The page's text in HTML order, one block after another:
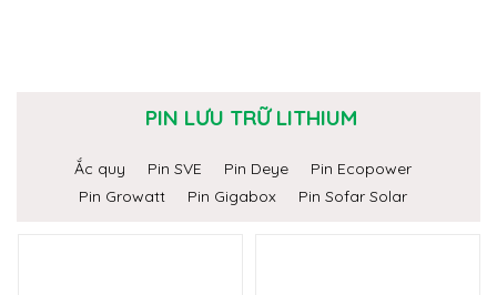
PIN LƯU TRỮ LITHIUM
Ắc quy Pin SVE Pin Deye
Pin Ecopower
Pin Growatt
Pin Gigabox Pin Sofar Solar